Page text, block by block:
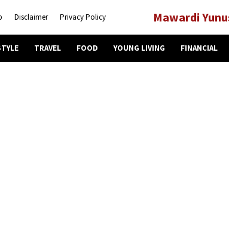
Disclaimer Privacy Policy Mawardi
TRAVEL FOOD YOUNG LIVING FINANCIAL